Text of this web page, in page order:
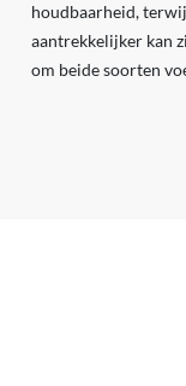
houdbaarheid,
aantrekkelijker kan
om beide soorten